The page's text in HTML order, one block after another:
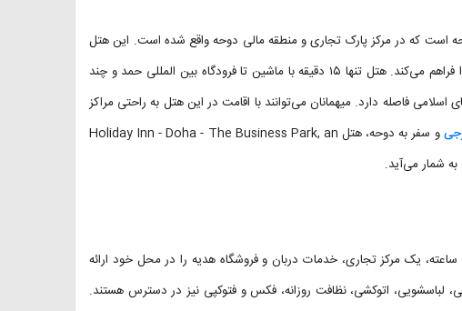
است که در مرکز پارک تجاری و منطقه مالی دوحه واقع شده است. این هتل
با موقعیت مناسب خود دسترسی آسان به مقاصد ضروری شهر را فراهم می‌کند. هتل تنها ۱۵ دقیقه با ماشین تا فرودگاه بین المللی حمد و چند
فاصله دارد. میهمانان می‌توانند با اقامت در این هتل به راحتی مراکز
و سفر به دوحه، هتل Holiday Inn - Doha - The Business Park, an
این هتل امکانات متعددی از جمله رستوران، یک میز پذیرش ۲۴ ساعته، یک مرکز تجاری، خدمات دربان و فروشگاه هدیه را در محل خود ارائه
لباسشویی، اتوکشی، نظافت روزانه، فکس و فتوکپی نیز در دسترس هستند.